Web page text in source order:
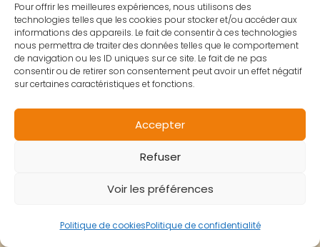
Pour offrir les meilleures expériences, nous utilisons des
technologies telles que les cookies pour stocker et/ou accéder aux
informations des appareils. Le fait de consentir à ces technologies
nous permettra de traiter des données telles que le comportement
de navigation ou les ID uniques sur ce site. Le fait de ne pas
consentir ou de retirer son consentement peut avoir un effet négatif
sur certaines caractéristiques et fonctions.
Accepter
Refuser
Voir les préférences
Politique de cookiesPolitique de confidentialité
VIS CARTER GAUCHE
OEM PEUGEOT